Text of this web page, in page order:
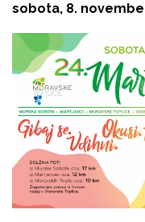
sobota, 8.